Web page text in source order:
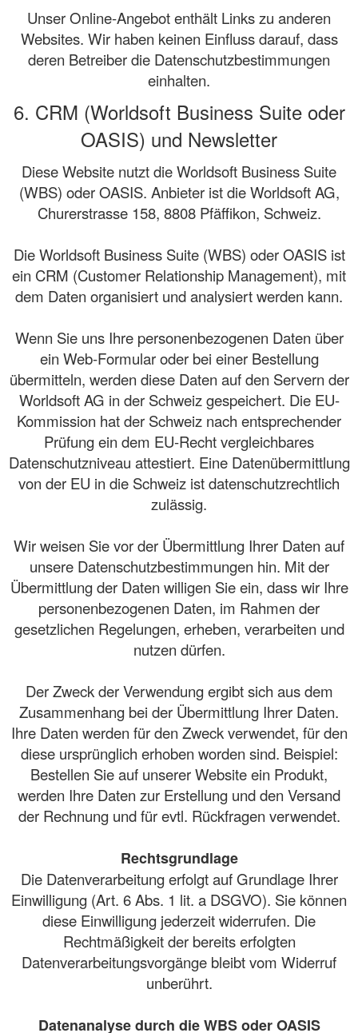
Unser Online-Angebot enthält Links zu anderen
Websites. Wir haben keinen Einfluss darauf, dass
deren Betreiber die Datenschutzbestimmungen
einhalten.
6. CRM (Worldsoft Business Suite oder
OASIS) und Newsletter
Diese Website nutzt die Worldsoft Business Suite
(WBS) oder OASIS. Anbieter ist die Worldsoft AG,
Churerstrasse 158, 8808 Pfäffikon, Schweiz.
Die Worldsoft Business Suite (WBS) oder OASIS ist
ein CRM (Customer Relationship Management), mit
dem Daten organisiert und analysiert werden kann.
Wenn Sie uns Ihre personenbezogenen Daten über
ein Web-Formular oder bei einer Bestellung
übermitteln, werden diese Daten auf den Servern der
Worldsoft AG in der Schweiz gespeichert. Die EU-
Kommission hat der Schweiz nach entsprechender
Prüfung ein dem EU-Recht vergleichbares
Datenschutzniveau attestiert. Eine Datenübermittlung
von der EU in die Schweiz ist datenschutzrechtlich
zulässig.
Wir weisen Sie vor der Übermittlung Ihrer Daten auf
unsere Datenschutzbestimmungen hin. Mit der
Übermittlung der Daten willigen Sie ein, dass wir Ihre
personenbezogenen Daten, im Rahmen der
gesetzlichen Regelungen, erheben, verarbeiten und
nutzen dürfen.
Der Zweck der Verwendung ergibt sich aus dem
Zusammenhang bei der Übermittlung Ihrer Daten.
Ihre Daten werden für den Zweck verwendet, für den
diese ursprünglich erhoben worden sind. Beispiel:
Bestellen Sie auf unserer Website ein Produkt,
werden Ihre Daten zur Erstellung und den Versand
der Rechnung und für evtl. Rückfragen verwendet.
Rechtsgrundlage
Die Datenverarbeitung erfolgt auf Grundlage Ihrer
Einwilligung (Art. 6 Abs. 1 lit. a DSGVO). Sie können
diese Einwilligung jederzeit widerrufen. Die
Rechtmäßigkeit der bereits erfolgten
Datenverarbeitungsvorgänge bleibt vom Widerruf
unberührt.
Datenanalyse durch die WBS oder OASIS